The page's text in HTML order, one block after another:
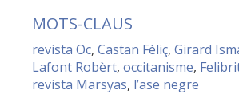
MOTS-CLAUS
revista Oc,Castan Fèliç,Girard
Lafont Robèrt,occitanisme,
revista Marsyas, l’ase negre